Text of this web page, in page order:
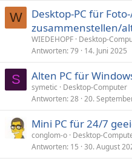
W
Desktop-PC für
zusammenstellen/
WIEDEHOPF Desktop-
Antworten 79 14. Juni 2025
S Alten PC für
symetic
Desktop-Computer
Antworten 28 20.
Mini PC für 24/7
conglom-o Desktop-
Antworten 15 30. August